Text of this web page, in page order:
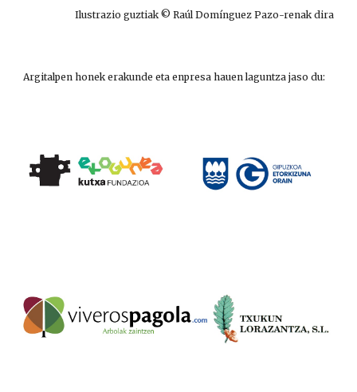
Ilustrazio guztiak © Raúl Domínguez Pazo-renak dira
Argitalpen honek erakunde eta enpresa hauen laguntza jaso du: